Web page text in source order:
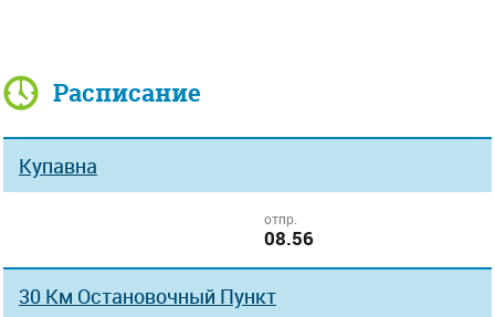
Расписание
Купавна
отпр.
08.56
30 Км Остановочный Пункт